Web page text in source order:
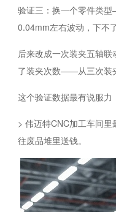
验证三：换一个零件类
0.04mm左右波动，下不
后来改成一次装夹五轴
了装夹次数——从三次装
这个验证数据最有说服力
> 伟迈特CNC加工车间
往废品堆里送钱。